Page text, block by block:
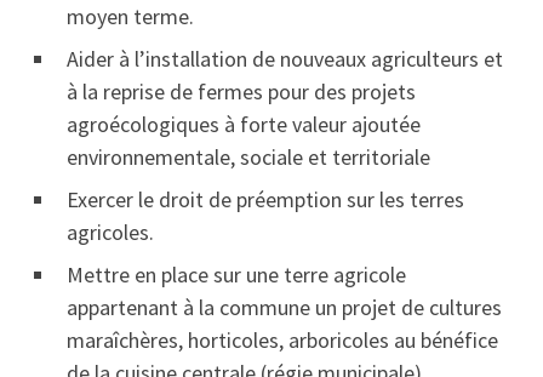
moyen terme.
Aider à l’installation de nouveaux agriculteurs et
à la reprise de fermes pour des projets
agroécologiques à forte valeur ajoutée
environnementale, sociale et territoriale
Exercer le droit de préemption sur les terres
agricoles.
Mettre en place sur une terre agricole
appartenant à la commune un projet de cultures
maraîchères, horticoles, arboricoles au bénéfice